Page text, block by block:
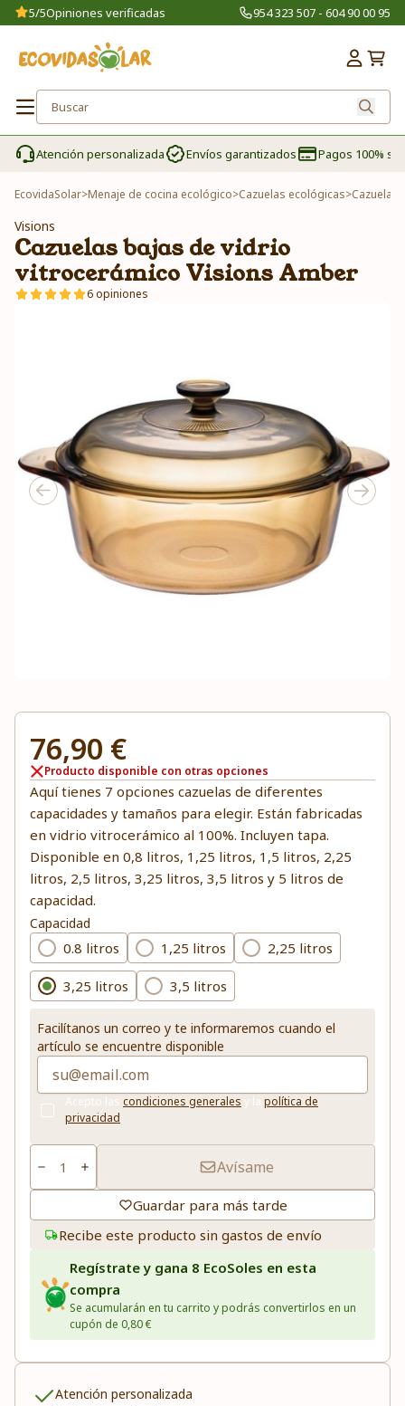
5/5Opiniones verificadas 954 323 507 - 604 90 00 95
Atención personalizada Envíos garantizados Pagos 100%
EcovidaSolar>Menaje de cocina ecológico>Cazuelas ecológicas>Cazuelas
Visions
Cazuelas bajas de vidrio
vitrocerámico Visions Amber
6 opiniones
76,90 €
Producto disponible con otras opciones
Aquí tienes 7 opciones cazuelas de diferentes
capacidades y tamaños para elegir. Están fabricadas
en vidrio vitrocerámico al 100%. Incluyen tapa.
Disponible en 0,8 litros, 1,25 litros, 1,5 litros, 2,25
litros, 2,5 litros, 3,25 litros, 3,5 litros y 5 litros de
capacidad.
Capacidad
0.8 litros 1,25 litros 2,25 litros
3,25 litros 3,5 litros
Facilítanos un correo y te informaremos cuando el
artículo se encuentre disponible
Acepto las condiciones generales y la política de
privacidad
Avísame
Guardar para más tarde
Recibe este producto sin gastos de envío
Regístrate y gana 8 EcoSoles en esta
compra
Se acumularán en tu carrito y podrás convertirlos en un
cupón de 0,80 €
Atención personalizada